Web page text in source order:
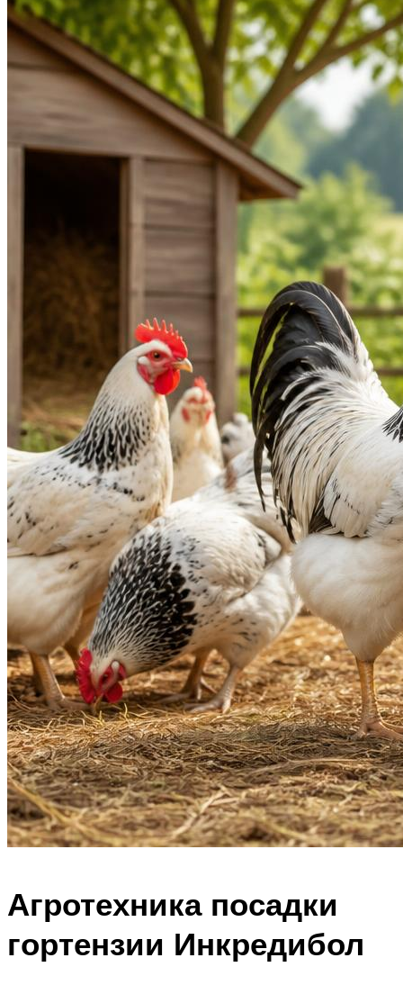
Агротехника посадки
гортензии Инкредибол